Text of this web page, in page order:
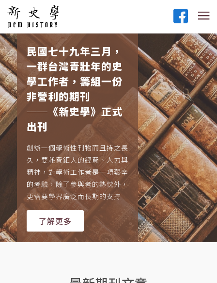
民國七十九年三月，
一群台灣青壯年的史
學工作者，籌組一份
非營利的期刊
──《新史學》正式
出刊
創辦一個學術性刊物而且持之長
久，要耗費鉅大的經費、人力與
精神，對學術工作者是一項艱辛
的考驗，除了參與者的熱忱外，
更需要學界廣泛而長期的支持
了解更多